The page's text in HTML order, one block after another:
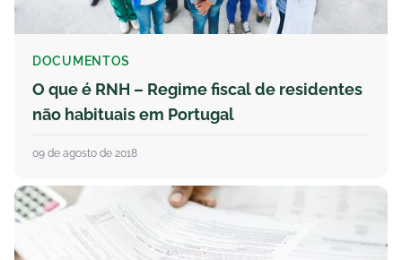
DOCUMENTOS
O que é RNH – Regime fiscal de residentes
não habituais em Portugal
09 de agosto de 2018